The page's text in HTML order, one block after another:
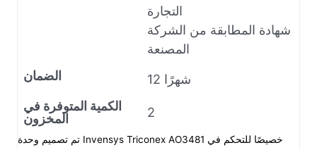
التجارة
شهادة المطابقة من الشركة
المصنعة
الضمان
12 شهرًا
الكمية المتوفرة في
المخزون
2
تم تصميم وحدة Invensys Triconex AO3481 خصيصًا للتحكم في